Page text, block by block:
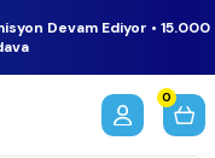
Devam Ediyor • 15.000
0